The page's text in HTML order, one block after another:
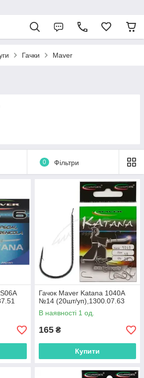
Гачки Maver
0 Фільтри
Гачок Maver Katana 1040A
№14 (20шт/уп),1300.07.63
В наявності 1 од.
165 ₴
Купити